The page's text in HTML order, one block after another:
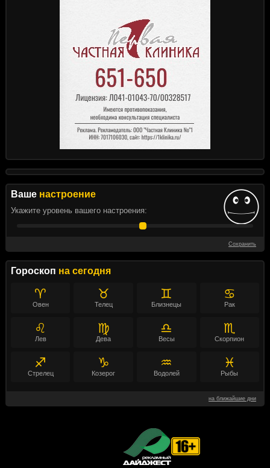
Ваше настроение
Укажите уровень вашего настроения:
Сохранить
Гороскоп на сегодня
♈
Овен
♉
Телец
♊
Близнецы
♋
Рак
♌
Лев
♍
Дева
♎
Весы
♏
Скорпион
♐
Стрелец
♑
Козерог
♒
Водолей
♓
Рыбы
на ближайшие дни